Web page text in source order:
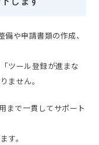
や申請書類の作成、
ツール登録が進まな
ません。
まで一貫してサポート
す。